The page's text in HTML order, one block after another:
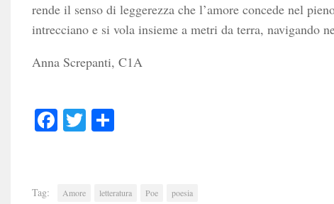
rende il senso di leggerezza che l’amore concede nel
intrecciano e si vola insieme a metri da terra, navigando
Anna Screpanti, C1A
FacebookTwitter
Tag: Amore letteratura Poe poesia